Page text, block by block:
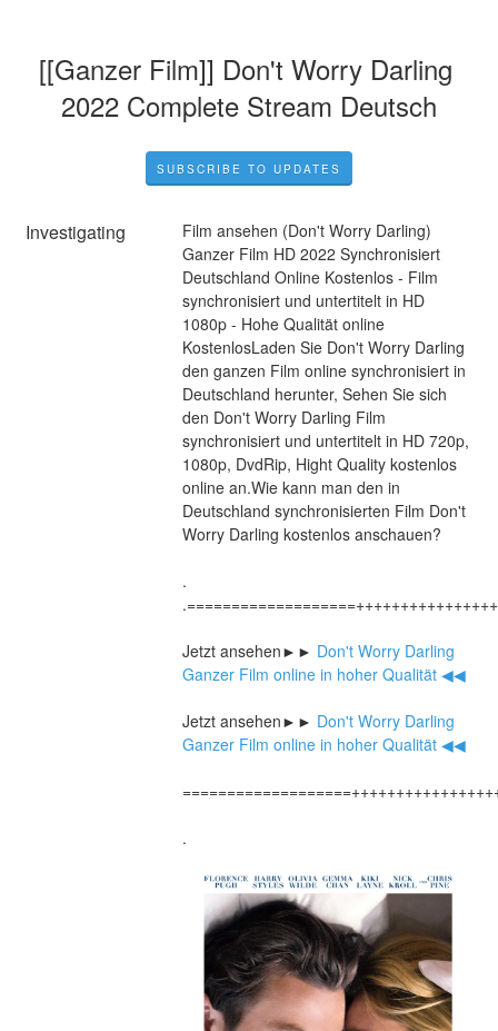
[[Ganzer Film]] Don't Worry Darling
2022 Complete Stream Deutsch
SUBSCRIBE TO UPDATES
Investigating
Film ansehen (Don't Worry Darling)
Ganzer Film HD 2022 Synchronisiert
Deutschland Online Kostenlos - Film
synchronisiert und untertitelt in HD
1080p - Hohe Qualität online
KostenlosLaden Sie Don't Worry Darling
den ganzen Film online synchronisiert in
Deutschland herunter, Sehen Sie sich
den Don't Worry Darling Film
synchronisiert und untertitelt in HD 720p,
1080p, DvdRip, Hight Quality kostenlos
online an.Wie kann man den in
Deutschland synchronisierten Film Don't
Worry Darling kostenlos anschauen?
.
Jetzt ansehen►► Don't Worry Darling
Ganzer Film online in hoher Qualität ◀◀
Jetzt ansehen►► Don't Worry Darling
Ganzer Film online in hoher Qualität ◀◀
.